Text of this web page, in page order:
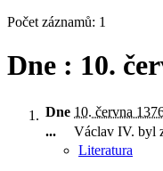
Počet záznamů: 1
Dne : 10.
Dne 10. června
...
Václav IV. byl
Literatura